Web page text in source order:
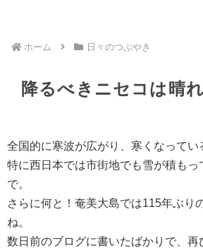
ホーム 日々のつぶやき
降るべきニセコは晴れ
全国的に寒波が広がり、寒くなってい
特に西日本では市街地でも雪が積もっ
で。
さらに何と！奄美大島では115年ぶり
ね。
数日前のブログに書いたばかりで、再